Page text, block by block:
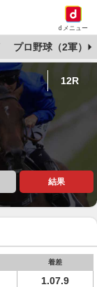
dメニュー
プロ野球（2軍）
12R
結果
着差
1.07.9